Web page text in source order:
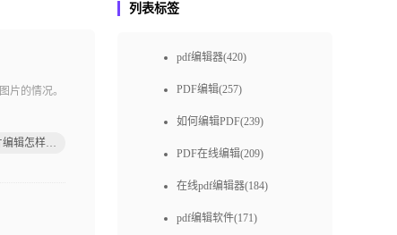
片的情况。
pdf图片编辑怎样解决
列表标签
pdf编辑器(420)
PDF编辑(257)
如何编辑PDF(239)
PDF在线编辑(209)
在线pdf编辑器(184)
pdf编辑软件(171)